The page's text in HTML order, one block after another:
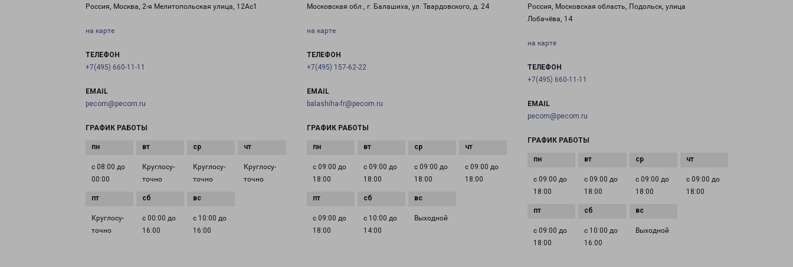
Россия, Москва, 2-я Мелитопольская улица, 12Ас1
на карте
ТЕЛЕФОН
+7(495) 660-11-11
EMAIL
pecom@pecom.ru
ГРАФИК РАБОТЫ
с 08:00 до
00:00
Круглосу­
точно
Круглосу­
точно
Круглосу­
точно
Круглосу­
точно
с 00:00 до
16:00
с 10:00 до
16:00
Московская обл., г. Балашиха, ул. Твардовского, д. 24
на карте
ТЕЛЕФОН
+7(495) 157-62-22
EMAIL
balashiha-fr@pecom.ru
ГРАФИК РАБОТЫ
с 09:00 до
18:00
с 09:00 до
18:00
с 09:00 до
18:00
с 09:00 до
18:00
с 09:00 до
18:00
с 10:00 до
14:00
Выходной
Россия, Московская область, Подольск, улица
Лобачёва, 14
на карте
ТЕЛЕФОН
+7(495) 660-11-11
EMAIL
pecom@pecom.ru
ГРАФИК РАБОТЫ
с 09:00 до
18:00
с 09:00 до
18:00
с 09:00 до
18:00
с 09:00 до
18:00
с 09:00 до
18:00
с 10:00 до
16:00
Выходной